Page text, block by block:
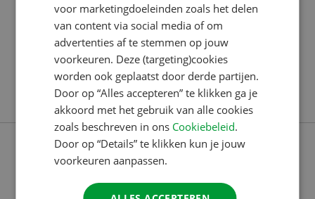
Dilek begon in 2016 bij het Customer Contact
Center. “Ik kom oorspronkelijk uit Berlijn, Duitsland,
en ik wilde per se iets doen waarbij ik Duits kon
blijven spreken. Ik had nog geen werkervaring,
behalve een maand in een winkel, en sprak ook nog
geen goed Nederlands. Via een uitzendbureau kwam
ik bij ACSI terecht. Ik
Lees verder
GERMAN
SPANISH
SWEDISH
voor marketingdoeleinden zoals het delen
van content via social media of om
advertenties af te stemmen op jouw
voorkeuren. Deze (targeting)cookies
worden ook geplaatst door derde partijen.
Door op “Alles accepteren” te klikken ga je
akkoord met het gebruik van alle cookies
zoals beschreven in ons Cookiebeleid.
Door op “Details” te klikken kun je jouw
voorkeuren aanpassen.